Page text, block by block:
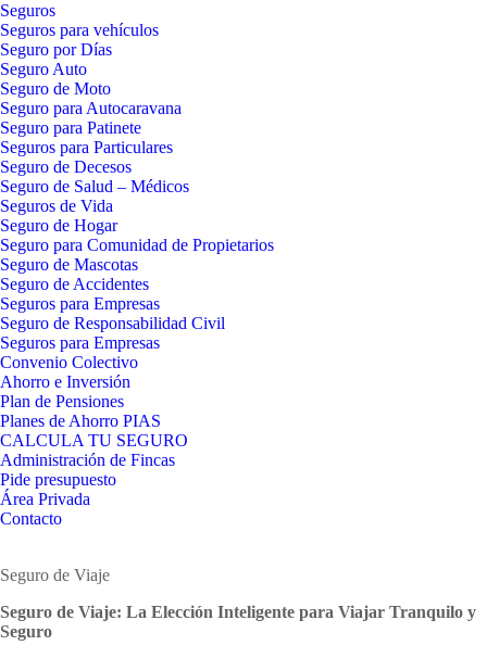
Seguros
Seguros para vehículos
Seguro por Días
Seguro Auto
Seguro de Moto
Seguro para Autocaravana
Seguro para Patinete
Seguros para Particulares
Seguro de Decesos
Seguro de Salud – Médicos
Seguros de Vida
Seguro de Hogar
Seguro para Comunidad de Propietarios
Seguro de Mascotas
Seguro de Accidentes
Seguros para Empresas
Seguro de Responsabilidad Civil
Seguros para Empresas
Convenio Colectivo
Ahorro e Inversión
Plan de Pensiones
Planes de Ahorro PIAS
CALCULA TU SEGURO
Administración de Fincas
Pide presupuesto
Área Privada
Contacto
Seguro de Viaje
Seguro de Viaje: La Elección Inteligente para Viajar Tranquilo y
Seguro